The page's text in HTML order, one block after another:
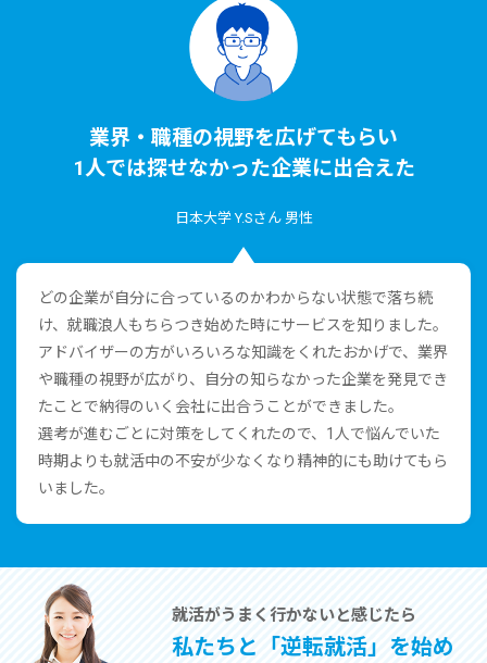
業界・職種の視野を広げてもらい
1⼈では探せなかった企業に出合えた
⽇本⼤学 Y.Sさん 男性
どの企業が⾃分に合っているのかわからない状態で落ち続
け、就職浪⼈もちらつき始めた時にサービスを知りました。
アドバイザーの⽅がいろいろな知識をくれたおかげで、業界
や職種の視野が広がり、⾃分の知らなかった企業を発⾒でき
たことで納得のいく会社に出合うことができました。
選考が進むごとに対策をしてくれたので、1⼈で悩んでいた
時期よりも就活中の不安が少なくなり精神的にも助けてもら
いました。
就活がうまく⾏かないと感じたら
私たちと「逆転就活」を始め